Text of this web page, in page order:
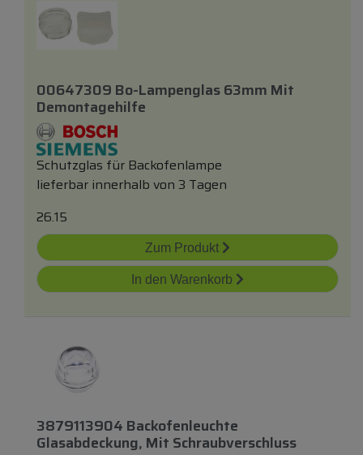
00647309 Bo-Lampenglas 63mm Mit
Demontagehilfe
Schutzglas für Backofenlampe
lieferbar innerhalb von 3 Tagen
26.15
Zum Produkt
In den Warenkorb
3879113904 Backofenleuchte
Glasabdeckung, Mit Schraubverschluss